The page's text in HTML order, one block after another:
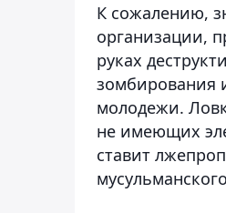
К сожалению,
организации,
руках
зомбирования
молодежи.
не имеющих
ставит